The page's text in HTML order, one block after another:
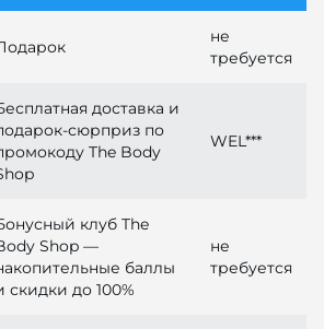
не
требуется
доставка и
сюрприз по
The Body
WEL***
клуб The
Shop —
баллы
скидки до 100%
не
требуется